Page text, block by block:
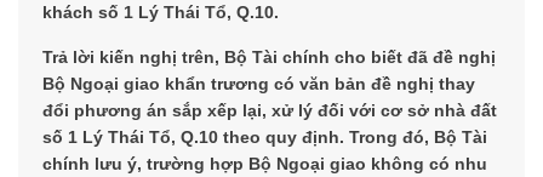
khách số 1 Lý Thái Tổ, Q.10.
Trả lời kiến nghị trên, Bộ Tài chính cho biết đã đề nghị
Bộ Ngoại giao khẩn trương có văn bản đề nghị thay
đổi phương án sắp xếp lại, xử lý đối với cơ sở nhà đất
số 1 Lý Thái Tổ, Q.10 theo quy định. Trong đó, Bộ Tài
chính lưu ý, trường hợp Bộ Ngoại giao không có nhu